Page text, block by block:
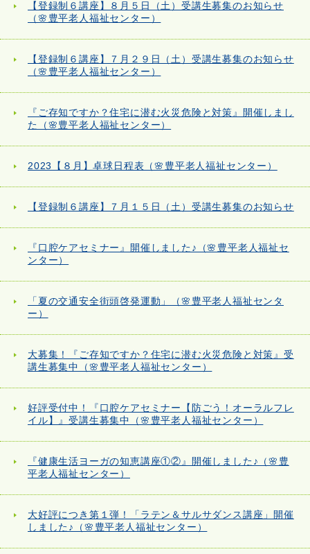
【登録制６講座】８月５日（土）受講生募集のお知らせ
（🌸豊平老人福祉センター）
【登録制６講座】７月２９日（土）受講生募集のお知らせ
（🌸豊平老人福祉センター）
『ご存知ですか？住宅に潜む火災危険と対策』開催しまし
た（🌸豊平老人福祉センター）
2023【８月】卓球日程表（🌸豊平老人福祉センター）
【登録制６講座】７月１５日（土）受講生募集のお知らせ
『口腔ケアセミナー』開催しました♪（🌸豊平老人福祉セ
ンター）
「夏の交通安全街頭啓発運動」（🌸豊平老人福祉センタ
ー）
大募集！『ご存知ですか？住宅に潜む火災危険と対策』受
講生募集中（🌸豊平老人福祉センター）
好評受付中！『口腔ケアセミナー【防ごう！オーラルフレ
イル】』受講生募集中（🌸豊平老人福祉センター）
『健康生活ヨーガの知恵講座①②』開催しました♪（🌸豊
平老人福祉センター）
大好評につき第１弾！「ラテン＆サルサダンス講座」開催
しました♪（🌸豊平老人福祉センター）